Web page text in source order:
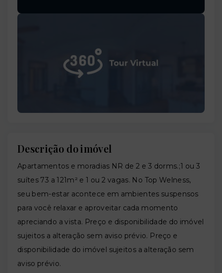
Descrição do imóvel
Apartamentos e moradias NR de 2 e 3 dorms.;1 ou 3
suítes 73 a 121m² e 1 ou 2 vagas. No Top Welness,
seu bem-estar acontece em ambientes suspensos
para você relaxar e aproveitar cada momento
apreciando a vista. Preço e disponibilidade do imóvel
sujeitos a alteração sem aviso prévio. Preço e
disponibilidade do imóvel sujeitos a alteração sem
aviso prévio.